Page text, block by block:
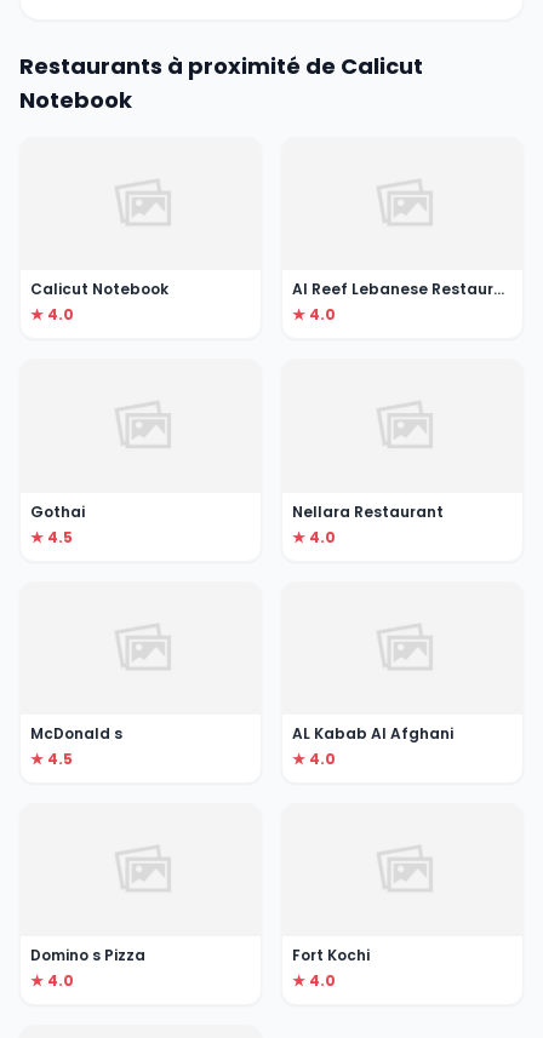
Restaurants à proximité de Calicut
Notebook
Calicut Notebook
★ 4.0
Al Reef Lebanese Restaurant & Grills
★ 4.0
Gothai
★ 4.5
Nellara Restaurant
★ 4.0
McDonald s
★ 4.5
AL Kabab Al Afghani
★ 4.0
Domino s Pizza
★ 4.0
Fort Kochi
★ 4.0